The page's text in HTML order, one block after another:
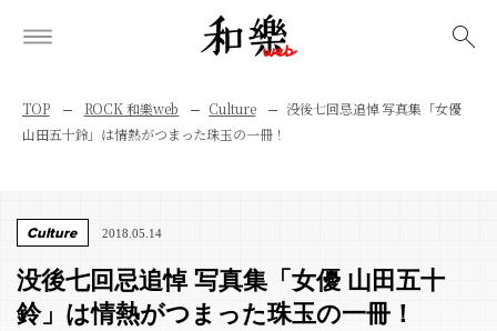
TOP ROCK 和樂web Culture
没後七回忌追悼 写真集「女優
山田五十鈴」は情熱がつまった珠玉の一冊！
Culture 2018.05.14
没後七回忌追悼 写真集「女優 山田五十
鈴」は情熱がつまった珠玉の一冊！